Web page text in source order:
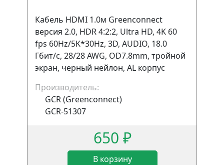
Кабель HDMI 1.0м Greenconnect
версия 2.0, HDR 4:2:2, Ultra HD, 4K 60
fps 60Hz/5K*30Hz, 3D, AUDIO, 18.0
Гбит/с, 28/28 AWG, OD7.8mm, тройной
экран, черный нейлон, AL корпус
Производитель:
GCR (Greenconnect)
GCR-51307
650 ₽
В корзину